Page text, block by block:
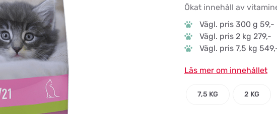
Ökat innehåll av
Vägl. pris 300 g 59,-
Vägl. pris 2 kg 279,-
Vägl. pris 7,5 kg
Läs mer om innehållet
7,5 KG 2 KG